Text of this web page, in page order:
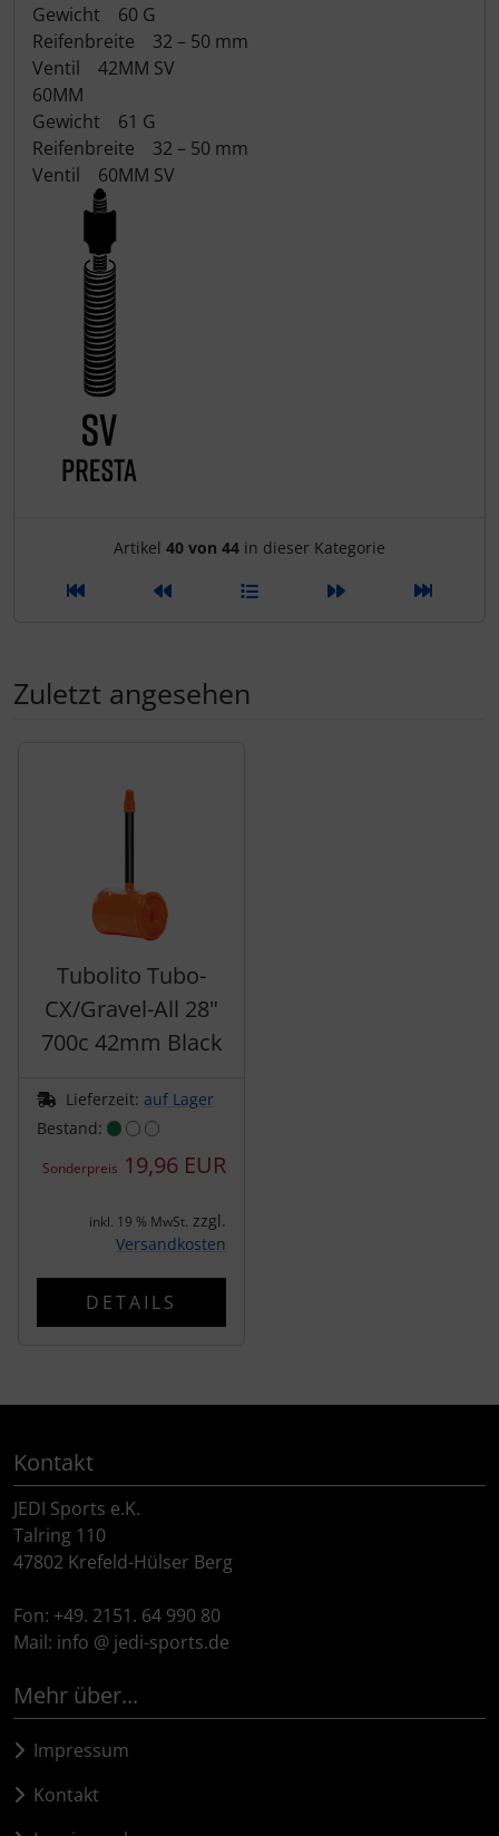
Gewicht 60 G
Reifenbreite 32 – 50 mm
Ventil 42MM SV
60MM
Gewicht 61 G
Reifenbreite 32 – 50 mm
Ventil 60MM SV
Artikelnavigation innerhalb
Artikel 40 von 44 in dieser Kategorie
Zuletzt angesehen
Tubolito Tubo-
CX/Gravel-All 28"
700c 42mm Black
Lieferzeit: auf Lager
Bestand:
Sonderpreis 19,96 EUR
inkl. 19 % MwSt. zzgl.
Versandkosten
DETAILS
Kontakt
JEDI Sports e.K.
Talring 110
47802 Krefeld-Hülser Berg
Fon: +49. 2151. 64 990 80
Mail: info @ jedi-sports.de
Mehr über...
Impressum
Kontakt
Pirelli
Princeton Carbonworks
Prologo
Reserve
THM Carbones
tubolito
Ultradynamico
Vittoria
WOLFPACK
ZIPP